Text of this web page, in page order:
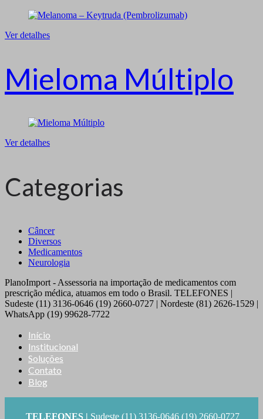
Ver detalhes
Mieloma Múltiplo
Ver detalhes
Categorias
Câncer
Diversos
Medicamentos
Neurologia
PlanoImport - Assessoria na importação de medicamentos com
prescrição médica, atuamos em todo o Brasil. TELEFONES |
Sudeste (11) 3136-0646 (19) 2660-0727 | Nordeste (81) 2626-1529 |
WhatsApp (19) 99628-7722
Início
Institucional
Soluções
Contato
Blog
TELEFONES | Sudeste (11) 3136-0646 (19) 2660-0727